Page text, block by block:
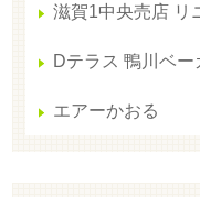
滋賀1中央売店 リ
Dテラス 鴨川ベ
エアーかおる